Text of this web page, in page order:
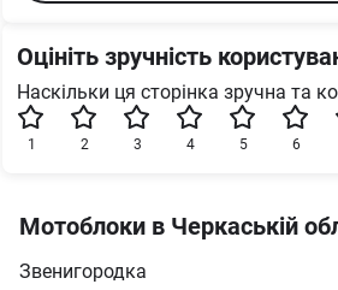
Оцініть зручність
Наскільки ця сторінка зручна та
6
5
4
3
2
1
Мотоблоки в Черкаській
Звенигородка